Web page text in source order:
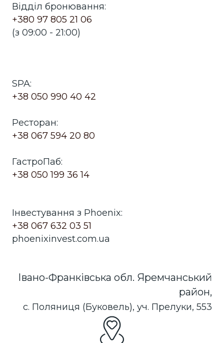
Відділ бронювання:
+380 97 805 21 06
(з 09:00 - 21:00)
SPA:
+38 050 990 40 42
Ресторан:
+38 067 594 20 80
ГастроПаб:
+38 050 199 36 14
Інвестування з Phoenix:
+38 067 632 03 51
phoenixinvest.com.ua
Івано-Франківська обл. Яремчанський
район,
с. Поляниця (Буковель), уч. Прелуки, 553